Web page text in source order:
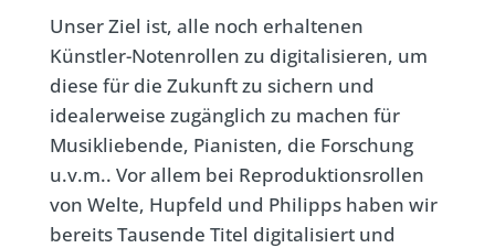
Unser Ziel ist, alle noch erhaltenen
Künstler-Notenrollen zu digitalisieren, um
diese für die Zukunft zu sichern und
idealerweise zugänglich zu machen für
Musikliebende, Pianisten, die Forschung
u.v.m.. Vor allem bei Reproduktionsrollen
von Welte, Hupfeld und Philipps haben wir
bereits Tausende Titel digitalisiert und